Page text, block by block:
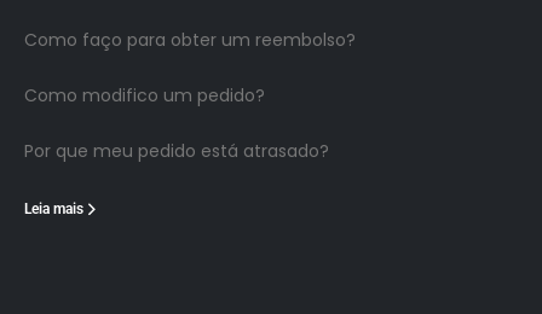
Como faço para obter um reembolso?
Como modifico um pedido?
Por que meu pedido está atrasado?
Leia mais